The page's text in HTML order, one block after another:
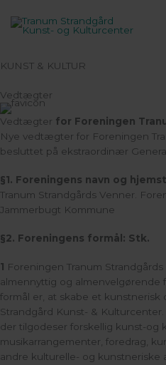
indholdet
KUNST & KULTUR
Vedtægter
Vedtægter for Foreningen
Nye vedtægter for Foreningen
besluttet på ekstraordinær
§1. Foreningens navn og
Tranum Strandgårds Venner.
Jammerbugt Kommune
§2. Foreningens formål: Stk.
1 Foreningen Tranum
almennyttig og
formål er, at skabe et kunstnerisk
Strandgård Kunst- &
der tilgodeser forskellig kunst-og
musikarrangementer, foredrag,
andre kulturelle- og kunstneriske